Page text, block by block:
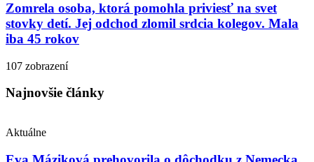
Zomrela osoba, ktorá pomohla priviesť na svet
stovky detí. Jej odchod zlomil srdcia kolegov. Mala
iba 45 rokov
107 zobrazení
Najnovšie články
Aktuálne